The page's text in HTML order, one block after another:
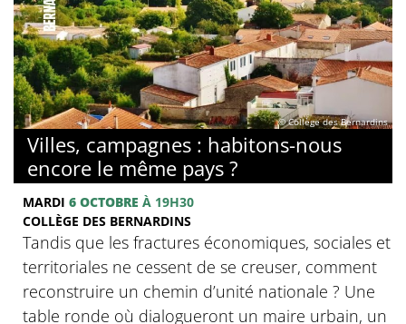
© Collège des Bernardins
Villes, campagnes : habitons-nous
encore le même pays ?
MARDI 6 OCTOBRE À 19H30
COLLÈGE DES BERNARDINS
Tandis que les fractures économiques, sociales et
territoriales ne cessent de se creuser, comment
reconstruire un chemin d’unité nationale ? Une
table ronde où dialogueront un maire urbain, un